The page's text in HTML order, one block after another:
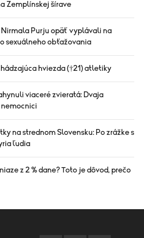
Zemplínskej šírave
Nirmala Purju opäť vyplávali na
sexuálneho obťažovania
hviezda (†21) atletiky
viaceré zvieratá: Dvaja
na strednom Slovensku: Po zrážke s
ľudia
z 2 % dane? Toto je dôvod, prečo